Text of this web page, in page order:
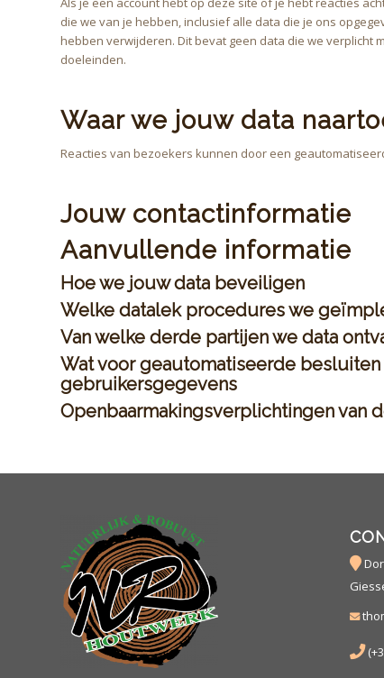
die we van je hebben, inclusief alle data die je ons
hebben verwijderen. Dit bevat geen data die we verplicht
doeleinden.
Waar we jouw data
Reacties van bezoekers kunnen door een
Jouw contactinformatie
Aanvullende informatie
Hoe we jouw data beveiligen
Welke datalek procedures we
Van welke derde partijen we data
Wat voor geautomatiseerde
gebruikersgegevens
Openbaarmakingsverplichtingen van